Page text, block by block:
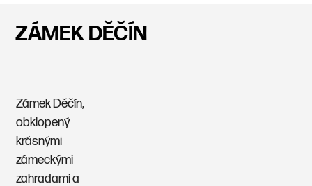
ZÁMEK DĚČÍN
Zámek Děčín,
obklopený
krásnými
zámeckými
zahradami a